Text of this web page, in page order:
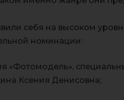
себя на высоком
номинации:
Ксения Денисовна;